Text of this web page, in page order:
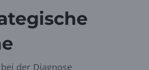
der Diagnose